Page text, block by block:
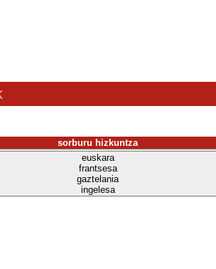
sorburu hizkuntza
euskara
frantsesa
gaztelania
ingelesa